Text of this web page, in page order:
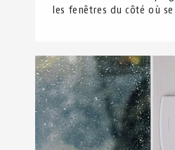
les fenêtres du côté où